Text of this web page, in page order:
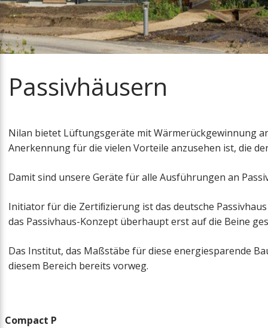
Zubehör
Extra
Vorheizregister
Zuluftmodul
Luftverteilung
Lösungen
Wartungsinformation
Schulungen
Meilensteine
Mitgliedschaften
Messen
Anforderung -
Kundendienst/Wartung
Passivhäusern
Nilan bietet Lüftungsgeräte mit Wärmerückgewinnung
Anerkennung für die vielen Vorteile anzusehen ist, die
Damit sind unsere Geräte für alle Ausführungen an
Initiator für die Zertiﬁzierung ist das deutsche
das Passivhaus-Konzept überhaupt erst auf die Beine
Das Institut, das Maßstäbe für diese energiesparende
diesem Bereich bereits vorweg.
Compact P